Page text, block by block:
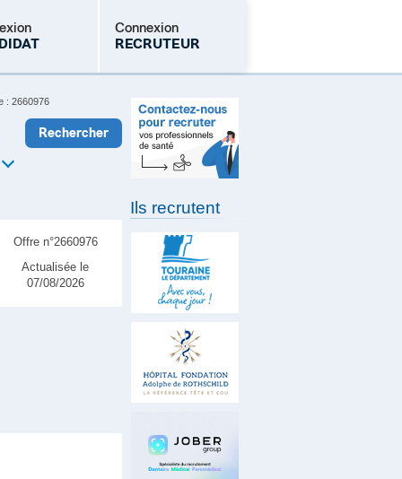
Connexion
RECRUTEUR
Mot de passe oublié
: 2660976
Offre n°2660976
Actualisée le
07/08/2026
Ils recrutent